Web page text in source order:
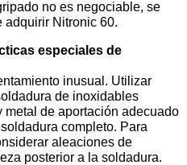
no es negociable, se
Nitronic 60.
especiales de
inusual. Utilizar
de inoxidables
metal de aportación adecuado
completo. Para
aleaciones de
posterior a la soldadura.